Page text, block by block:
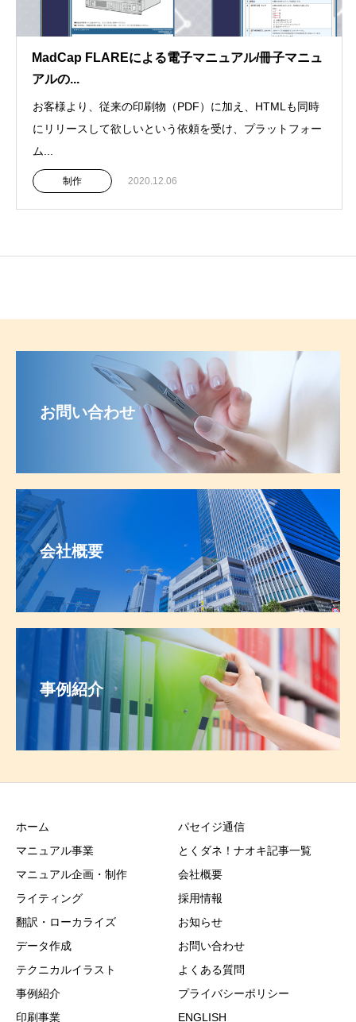
MadCap FLAREによる電子マニュアル/冊子マニュ
アルの...
お客様より、従来の印刷物（PDF）に加え、HTMLも同時
にリリースして欲しいという依頼を受け、プラットフォー
ム...
制作 2020.12.06
お問い合わせ
会社概要
事例紹介
ホーム
マニュアル事業
マニュアル企画・制作
ライティング
翻訳・ローカライズ
データ作成
テクニカルイラスト
事例紹介
印刷事業
パセイジ通信
とくダネ！ナオキ記事一覧
会社概要
採用情報
お知らせ
お問い合わせ
よくある質問
プライバシーポリシー
ENGLISH